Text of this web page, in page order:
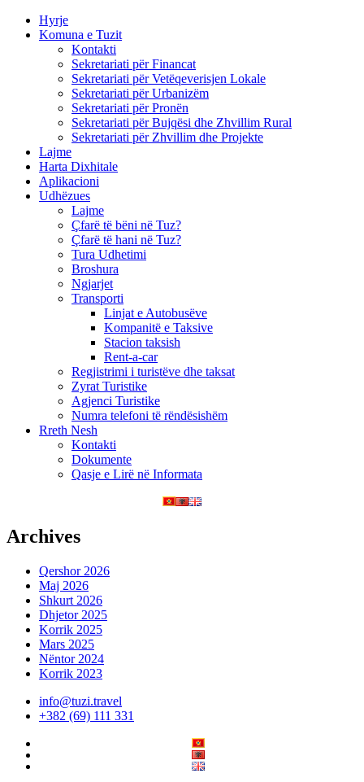
Hyrje
Komuna e Tuzit
Kontakti
Sekretariati për Financat
Sekretariati për Vetëqeverisjen Lokale
Sekretariati për Urbanizëm
Sekretariati për Pronën
Sekretariati për Bujqësi dhe Zhvillim Rural
Sekretariati për Zhvillim dhe Projekte
Lajme
Harta Dixhitale
Aplikacioni
Udhëzues
Lajme
Çfarë të bëni në Tuz?
Çfarë të hani në Tuz?
Tura Udhetimi
Broshura
Ngjarjet
Transporti
Linjat e Autobusëve
Kompanitë e Taksive
Stacion taksish
Rent-a-car
Regjistrimi i turistëve dhe taksat
Zyrat Turistike
Agjenci Turistike
Numra telefoni të rëndësishëm
Rreth Nesh
Kontakti
Dokumente
Qasje e Lirë në Informata
Archives
Qershor 2026
Maj 2026
Shkurt 2026
Dhjetor 2025
Korrik 2025
Mars 2025
Nëntor 2024
Korrik 2023
info@tuzi.travel
+382 (69) 111 331